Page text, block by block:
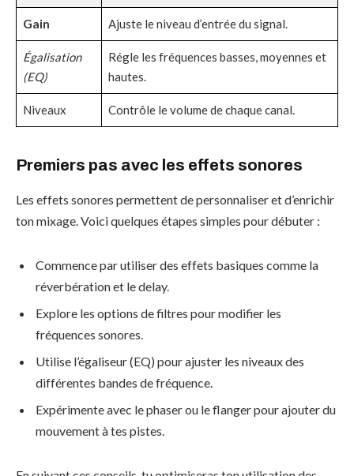
Gain Ajuste le niveau d’entrée du signal.
Égalisation
(EQ)
Régle les fréquences basses, moyennes et
hautes.
Niveaux Contrôle le volume de chaque canal.
Premiers pas avec les effets sonores
Les effets sonores permettent de personnaliser et d’enrichir
ton mixage. Voici quelques étapes simples pour débuter :
Commence par utiliser des effets basiques comme la
réverbération et le delay.
Explore les options de filtres pour modifier les
fréquences sonores.
Utilise l’égaliseur (EQ) pour ajuster les niveaux des
différentes bandes de fréquence.
Expérimente avec le phaser ou le flanger pour ajouter du
mouvement à tes pistes.